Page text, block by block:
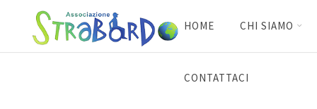
HOME CHI SIAMO
CONTATTACI